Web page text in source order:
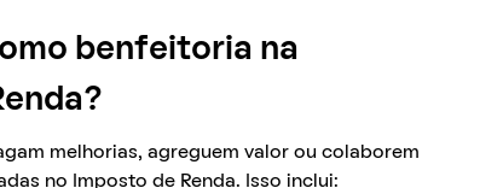
benfeitoria na
melhorias, agreguem valor ou colaborem
no Imposto de Renda. Isso inclui: